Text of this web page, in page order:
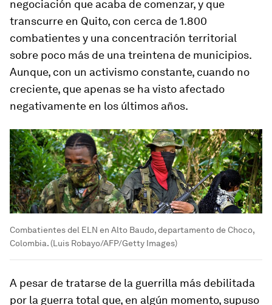
negociación que acaba de comenzar, y que
transcurre en Quito, con cerca de 1.800
combatientes y una concentración territorial
sobre poco más de una treintena de municipios.
Aunque, con un activismo constante, cuando no
creciente, que apenas se ha visto afectado
negativamente en los últimos años.
Combatientes del ELN en Alto Baudo, departamento de Choco,
Colombia. (Luis Robayo/AFP/Getty Images)
A pesar de tratarse de la guerrilla más debilitada
por la guerra total que, en algún momento, supuso